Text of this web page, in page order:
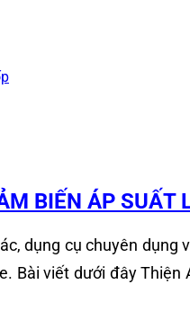
BIẾN ÁP SUẤT
dụng cụ chuyên
Bài viết dưới đây